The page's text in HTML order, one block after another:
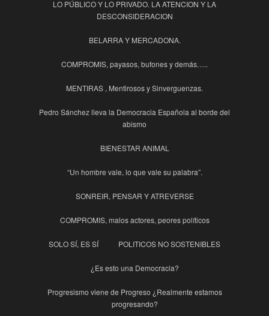
LO PÚBLICO Y LO PRIVADO. LA ATENCION Y LA
DESCONSIDERACION
BELARRA Y MERCADONA.
COMPROMIS, payasos, bufones y demás…..
MENTIRAS , Mentirosos y Sinverguenzas.
Pedro Sánchez lleva la Democracia Española al borde del
abismo
BIENESTAR ANIMAL
“Un hombre vale, lo que vale su palabra”.
SONREIR, PENSAR Y ATREVERSE
COMPROMIS, malos actores, peores políticos
SOLO SÍ, ES SÍ POLITICOS NO SOSTENIBLES
¿Es esto una Democracia?
Progresismo viene de Progreso ¿Realmente estamos
progresando?